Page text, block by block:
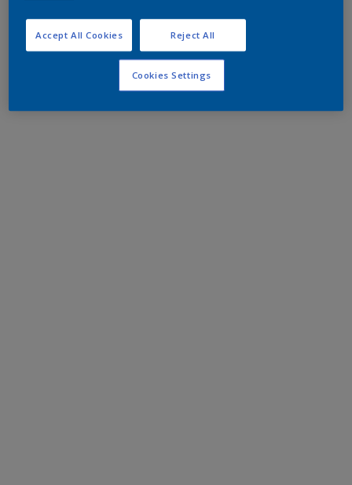
Reject All
Accept All Cookies
Cookies Settings